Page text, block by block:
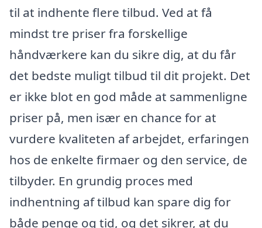
til at indhente flere tilbud. Ved at få
mindst tre priser fra forskellige
håndværkere kan du sikre dig, at du får
det bedste muligt tilbud til dit projekt. Det
er ikke blot en god måde at sammenligne
priser på, men især en chance for at
vurdere kvaliteten af arbejdet, erfaringen
hos de enkelte firmaer og den service, de
tilbyder. En grundig proces med
indhentning af tilbud kan spare dig for
både penge og tid, og det sikrer, at du